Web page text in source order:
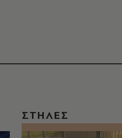
ΣΤΗΛΕΣ